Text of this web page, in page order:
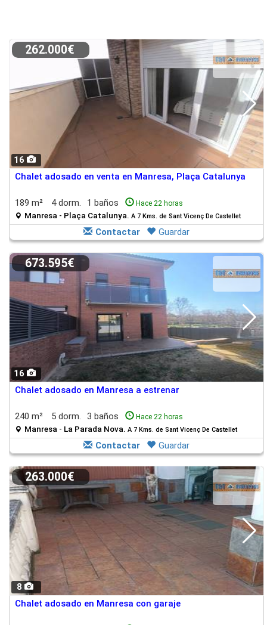
16
262.000€
Chalet adosado en venta en Manresa, Plaça Catalunya
189 m² 4 dorm. 1 baños Hace 22 horas
Manresa - Plaça Catalunya. A 7 Kms. de Sant Vicenç De Castellet
Contactar Guardar
16
673.595€
Chalet adosado en Manresa a estrenar
240 m² 5 dorm. 3 baños Hace 22 horas
Manresa - La Parada Nova. A 7 Kms. de Sant Vicenç De Castellet
Contactar Guardar
8
263.000€
Chalet adosado en Manresa con garaje